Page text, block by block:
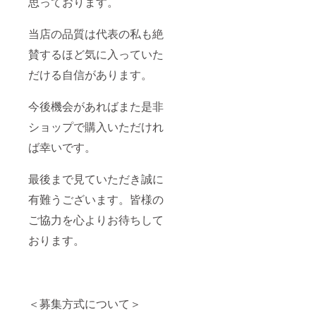
当店の品質は代表の私も絶
賛するほど気に入っていた
だける自信があります。
今後機会があればまた是非
ショップで購入いただけれ
ば幸いです。
最後まで見ていただき誠に
有難うございます。皆様の
ご協力を心よりお待ちして
おります。
＜募集方式について＞